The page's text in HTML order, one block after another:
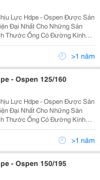
Lực Hdpe - Ospen Được Sản
Đại Nhất Cho Những Sản
Thước Ống Có Đường Kính
Chịu Lực Lớn, Kinh Tế, Tiết
>1 năm
- Ospen 125/160
Lực Hdpe - Ospen Được Sản
Đại Nhất Cho Những Sản
Thước Ống Có Đường Kính
Chịu Lực Lớn, Kinh Tế, Tiết
>1 năm
- Ospen 150/195